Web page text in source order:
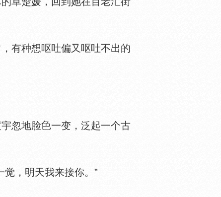
有种想呕吐偏又呕吐不出的
忽地脸
一变，泛起一个古
觉，明天我来接你。”